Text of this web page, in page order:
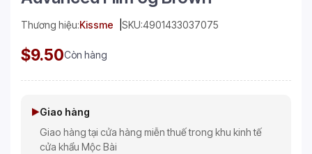
Thương hiệu:Kissme SKU:4901433037075
$9.50Còn hàng
Giao hàng
Giao hàng tại cửa hàng miễn thuế trong khu kinh tế
cửa khẩu Mộc Bài